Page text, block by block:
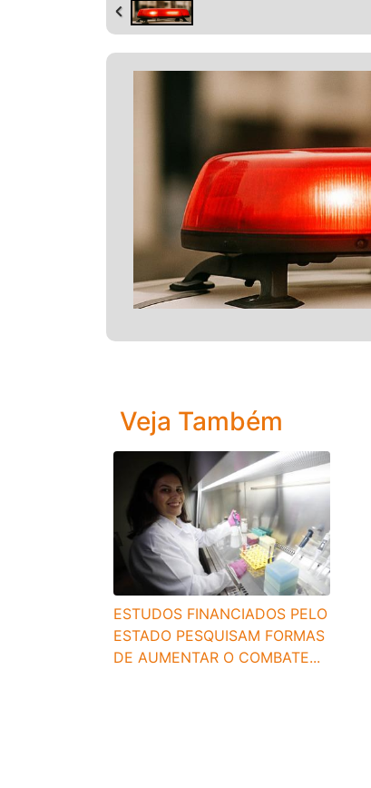
Veja Também
ESTUDOS FINANCIADOS PELO
ESTADO PESQUISAM FORMAS
DE AUMENTAR O COMBATE...